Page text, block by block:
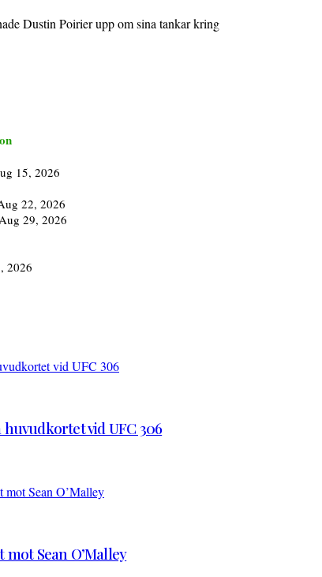
Dustin Poirier upp om sina tankar kring
15, 2026
22, 2026
29, 2026
2026
vid UFC 306
Sean O’Malley